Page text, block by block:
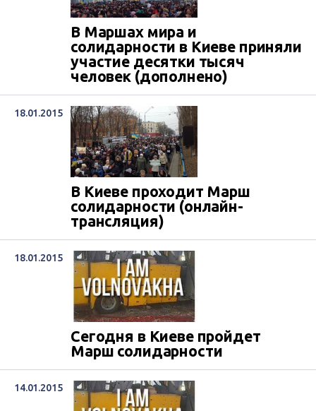
В Маршах мира и
солидарности в Киеве приняли
участие десятки тысяч
человек (дополнено)
18.01.2015
В Киеве проходит Марш
солидарности (онлайн-
трансляция)
18.01.2015
Сегодня в Киеве пройдет
Марш солидарности
14.01.2015